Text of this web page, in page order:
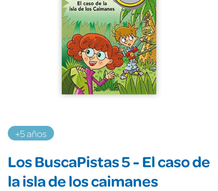
+5 años
Los BuscaPistas 5 - El caso de
la isla de los caimanes